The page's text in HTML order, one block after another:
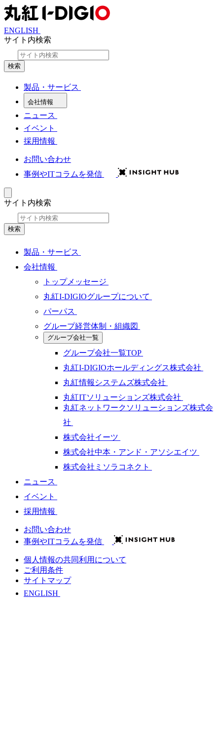
ENGLISH
サイト内検索
検索
製品・サービス
会社情報
ニュース
イベント
採用情報
お問い合わせ
事例やITコラムを発信
サイト内検索
検索
製品・サービス
会社情報
トップメッセージ
丸紅I-DIGIOグループについて
パーパス
グループ経営体制・組織図
グループ会社一覧
グループ会社一覧TOP
丸紅I-DIGIOホールディングス株式会社
丸紅情報システムズ株式会社
丸紅ITソリューションズ株式会社
丸紅ネットワークソリューションズ株式会
社
株式会社イーツ
株式会社中本・アンド・アソシエイツ
株式会社ミソラコネクト
ニュース
イベント
採用情報
お問い合わせ
事例やITコラムを発信
個人情報の共同利用について
ご利用条件
サイトマップ
ENGLISH